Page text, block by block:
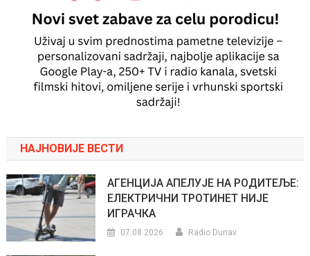
НАЈНОВИЈЕ ВЕСТИ
АГЕНЦИЈА АПЕЛУЈЕ НА РОДИТЕЉЕ:
ЕЛЕКТРИЧНИ ТРОТИНЕТ НИЈЕ
ИГРАЧКА
07.08.2026. Radio Dunav